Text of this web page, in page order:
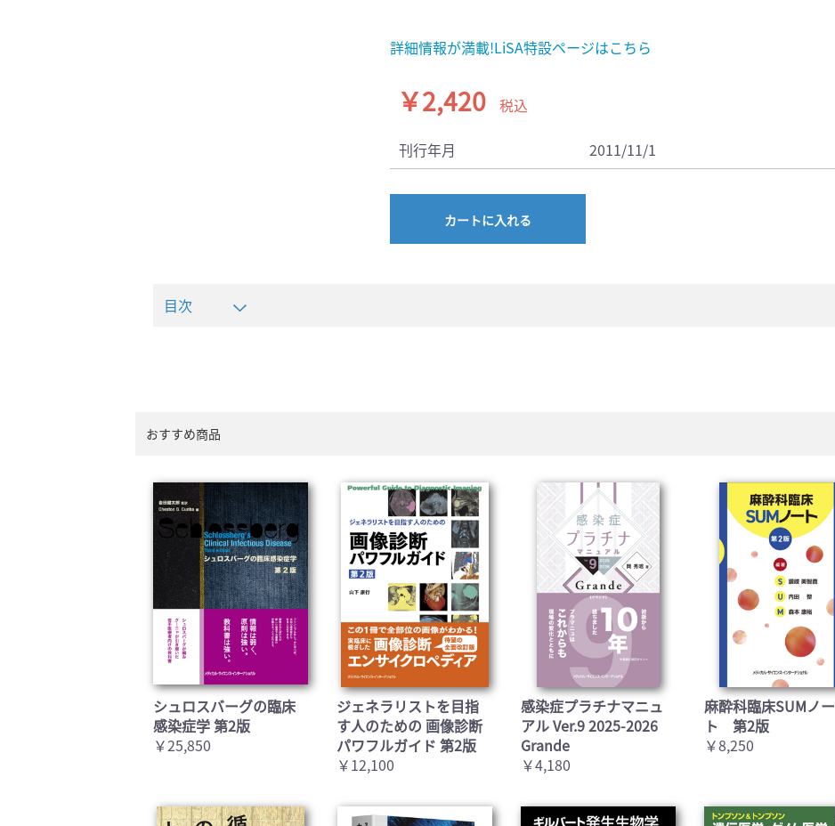
詳細情報が満載!LiSA特設ページはこちら
￥2,420 税込
刊行年月 2011/11/1
カートに入れる
目次
おすすめ商品
シュロスバーグの臨床
感染症学 第2版
￥25,850
ジェネラリストを目指
す人のための 画像診断
パワフルガイド 第2版
￥12,100
感染症プラチナマニュ
アル Ver.9 2025-2026
Grande
￥4,180
麻酔科臨床SUMノー
ト 第2版
￥8,250